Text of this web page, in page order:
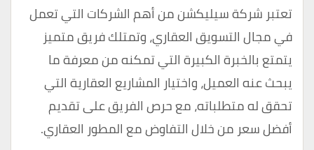
تعتبر شركة سيليكشنمن أهم الشركات التي تعمل
في مجال التسويق العقاري، وتمتلك فريق متميز
يتمتع بالخبرة الكبيرة التي تمكنه من معرفة ما
يبحث عنه العميل، واختيار المشاريع العقارية التي
تحقق له متطلباته، مع حرص الفريق على تقديم
أفضل سعر من خلال التفاوض مع المطور العقاري.